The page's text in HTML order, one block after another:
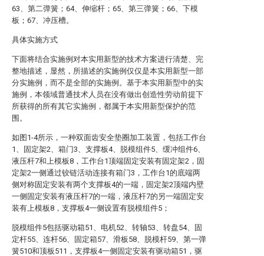
63、第二弹簧；64、伸缩杆；65、第三弹簧；66、下模
板；67、冲压槽。
具体实施方式
下面将结合实施例对本实用新型的技术方案进行清楚、完
整地描述，显然，所描述的实施例仅仅是本实用新型一部
分实施例，而不是全部的实施例。基于本实用新型中的实
施例，本领域普通技术人员在没有做出创造性劳动前提下
所获得的所有其它实施例，都属于本实用新型保护的范
围。
如图1-4所示，一种双面齿安全垫圈加工装置，包括工作台
1、固定架2、箱门3、支撑板4、脱模组件5、缓冲组件6、
液压杆7和上模板8，工作台1顶端固定安装有固定架2，固
定架2一侧通过铰链活动连接有箱门3，工作台1的底端两
侧对称固定安装有两个支撑板4的一端，固定架2顶端内壁
一侧固定安装有液压杆7的一端，液压杆7的另一端固定安
装有上模板8，支撑板4一侧设置有脱模组件5；
脱模组件5包括驱动箱51、电机52、转轴53、转盘54、固
定杆55、连杆56、固定箱57、滑板58、脱模杆59、第一弹
簧510和顶板511，支撑板4一侧固定安装有驱动箱51，驱